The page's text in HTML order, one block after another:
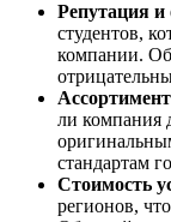
Репутация
студентов,
компании.
ли компания
стандартам
Стоимость
регионов,